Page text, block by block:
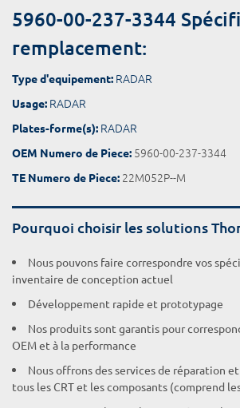
5960-00-237-3344
remplacement:
Type d'equipement: RADAR
Usage: RADAR
Plates-forme(s): RADAR
OEM Numero de Piece: 5960-00-237-3344
TE Numero de Piece: 22M052P--M
Pourquoi choisir les solutions
Nous pouvons faire correspondre vos
inventaire de conception actuel
Développement rapide et prototypage
Nos produits sont garantis pour
OEM et à la performance
Nous offrons des services de réparation
tous les CRT et les composants (comprend